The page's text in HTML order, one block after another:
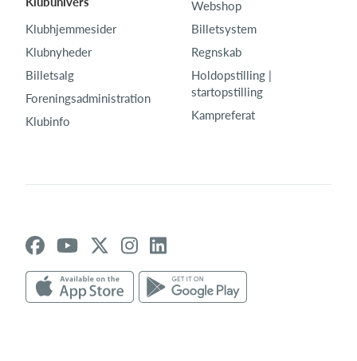
Klubhjemmesider
Klubnyheder
Billetsalg
Foreningsadministration
Klubinfo
Webshop
Billetsystem
Regnskab
Holdopstilling |
startopstilling
Kampreferat